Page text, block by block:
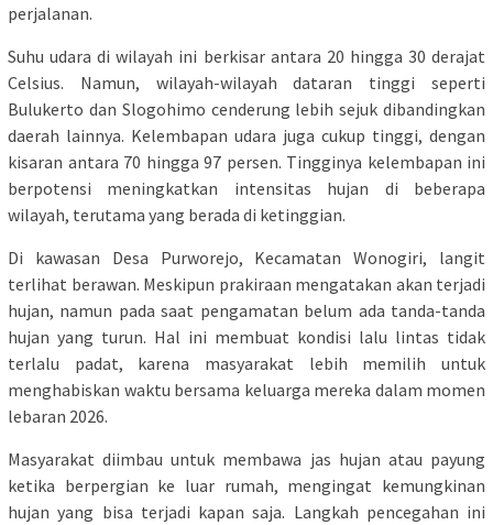
perjalanan.
Suhu udara di wilayah ini berkisar antara 20 hingga 30 derajat
Celsius. Namun, wilayah-wilayah dataran tinggi seperti
Bulukerto dan Slogohimo cenderung lebih sejuk dibandingkan
daerah lainnya. Kelembapan udara juga cukup tinggi, dengan
kisaran antara 70 hingga 97 persen. Tingginya kelembapan ini
berpotensi meningkatkan intensitas hujan di beberapa
wilayah, terutama yang berada di ketinggian.
Di kawasan Desa Purworejo, Kecamatan Wonogiri, langit
terlihat berawan. Meskipun prakiraan mengatakan akan terjadi
hujan, namun pada saat pengamatan belum ada tanda-tanda
hujan yang turun. Hal ini membuat kondisi lalu lintas tidak
terlalu padat, karena masyarakat lebih memilih untuk
menghabiskan waktu bersama keluarga mereka dalam momen
lebaran 2026.
Masyarakat diimbau untuk membawa jas hujan atau payung
ketika berpergian ke luar rumah, mengingat kemungkinan
hujan yang bisa terjadi kapan saja. Langkah pencegahan ini